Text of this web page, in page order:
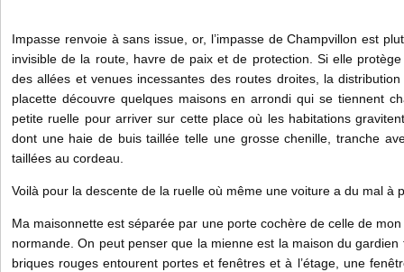
Impasse renvoie à sans issue, or, l’impasse de Champvillon est
invisible de la route, havre de paix et de protection. Si elle
des allées et venues incessantes des routes droites, la
placette découvre quelques maisons en arrondi qui se tiennent
petite ruelle pour arriver sur cette place où les habitations
dont une haie de buis taillée telle une grosse chenille, tranche
taillées au cordeau.
Voilà pour la descente de la ruelle où même une voiture a du mal à
Ma maisonnette est séparée par une porte cochère de celle de
normande. On peut penser que la mienne est la maison du
briques rouges entourent portes et fenêtres et à l’étage, une